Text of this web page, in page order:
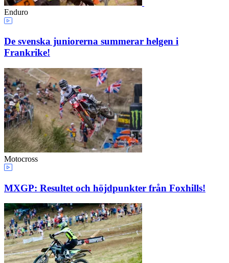
Enduro
De svenska juniorerna summerar helgen i
Frankrike!
Motocross
MXGP: Resultet och höjdpunkter från Foxhills!